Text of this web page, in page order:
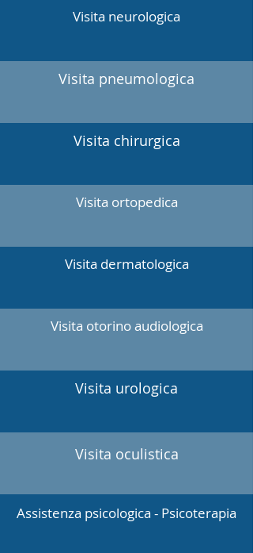
Visita neurologica
Visita pneumologica
Visita chirurgica
Visita ortopedica
Visita dermatologica
Visita otorino audiologica
Visita urologica
Visita oculistica
Assistenza psicologica - Psicoterapia